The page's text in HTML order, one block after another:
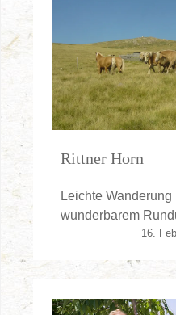
Rittner Horn
Leichte
wunderbarem
16.